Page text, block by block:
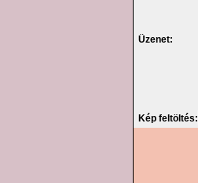
Üzenet:
Kép feltöltés: